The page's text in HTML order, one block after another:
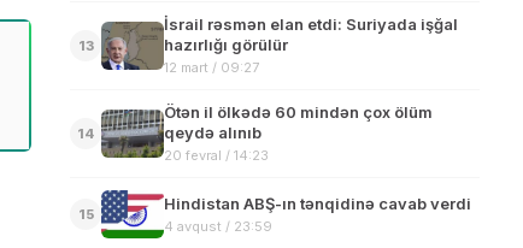
13
İsrail rəsmən elan etdi: Suriyada işğal
hazırlığı görülür
12 mart / 09:27
14
Ötən il ölkədə 60 mindən çox ölüm
qeydə alınıb
20 fevral / 14:23
15
Hindistan ABŞ-ın tənqidinə cavab verdi
4 avqust / 23:59